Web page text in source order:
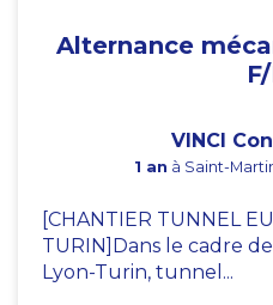
Alternance
VINCI
1 an à Saint-
[CHANTIER TUNNEL
TURIN]Dans le cadre
Lyon-Turin, tunnel...